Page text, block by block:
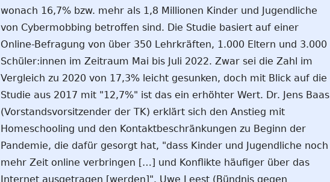
wonach 16,7% bzw. mehr als 1,8 Millionen Kinder und Jugendliche
von Cybermobbing betroffen sind. Die Studie basiert auf einer
Online-Befragung von über 350 Lehrkräften, 1.000 Eltern und 3.000
Schüler:innen im Zeitraum Mai bis Juli 2022. Zwar sei die Zahl im
Vergleich zu 2020 von 17,3% leicht gesunken, doch mit Blick auf die
Studie aus 2017 mit "12,7%" ist das ein erhöhter Wert. Dr. Jens Baas
(Vorstandsvorsitzender der TK) erklärt sich den Anstieg mit
Homeschooling und den Kontaktbeschränkungen zu Beginn der
Pandemie, die dafür gesorgt hat, "dass Kinder und Jugendliche noch
mehr Zeit online verbringen […] und Konflikte häufiger über das
Internet ausgetragen [werden]". Uwe Leest (Bündnis gegen